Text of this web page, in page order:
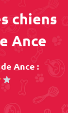
chiens
Ance
Ance :